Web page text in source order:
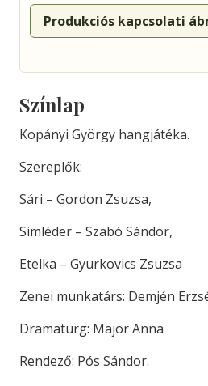
Produkciós kapcsolati
Színlap
Kopányi György hangjátéka.
Szereplők:
Sári – Gordon Zsuzsa,
Simléder – Szabó Sándor,
Etelka – Gyurkovics Zsuzsa
Zenei munkatárs: Demjén
Dramaturg: Major Anna
Rendező: Pós Sándor.